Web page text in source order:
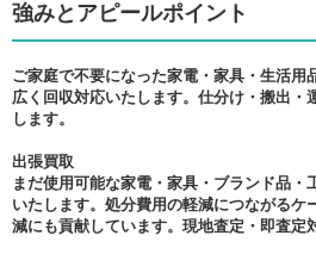
強みとアピールポイント
ご家庭で不要になった家電・家具・生活用
広く回収対応いたします。仕分け・搬出・
します。
出張買取
まだ使用可能な家電・家具・ブランド品・
いたします。処分費用の軽減につながるケ
減にも貢献しています。現地査定・即査定